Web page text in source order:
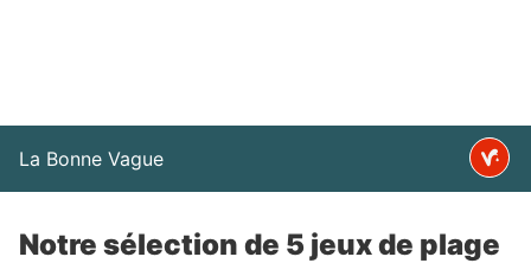
La Bonne Vague
Notre sélection de 5 jeux de plage